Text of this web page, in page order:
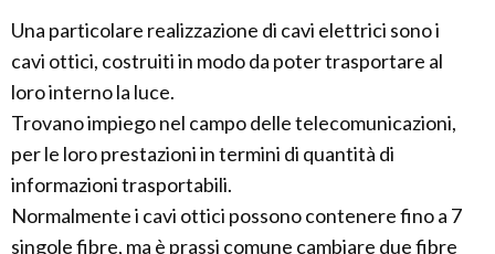
Una particolare realizzazione di cavi elettrici sono i
cavi ottici, costruiti in modo da poter trasportare al
loro interno la luce.
Trovano impiego nel campo delle telecomunicazioni,
per le loro prestazioni in termini di quantità di
informazioni trasportabili.
Normalmente i cavi ottici possono contenere fino a 7
singole fibre, ma è prassi comune cambiare due fibre